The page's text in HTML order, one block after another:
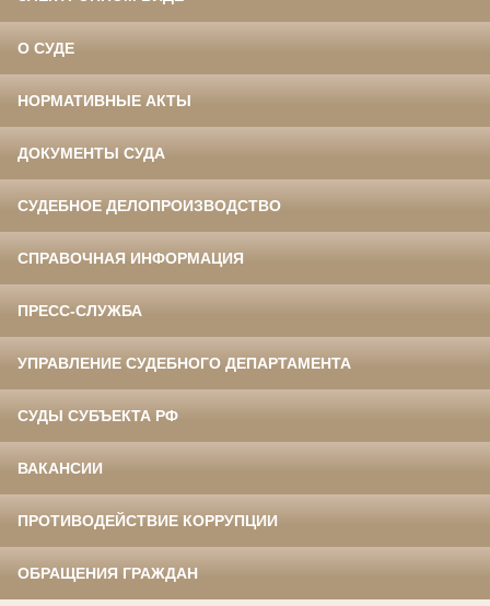
О СУДЕ
НОРМАТИВНЫЕ АКТЫ
ДОКУМЕНТЫ СУДА
СУДЕБНОЕ ДЕЛОПРОИЗВОДСТВО
СПРАВОЧНАЯ ИНФОРМАЦИЯ
ПРЕСС-СЛУЖБА
УПРАВЛЕНИЕ СУДЕБНОГО ДЕПАРТАМЕНТА
СУДЫ СУБЪЕКТА РФ
ВАКАНСИИ
ПРОТИВОДЕЙСТВИЕ КОРРУПЦИИ
ОБРАЩЕНИЯ ГРАЖДАН